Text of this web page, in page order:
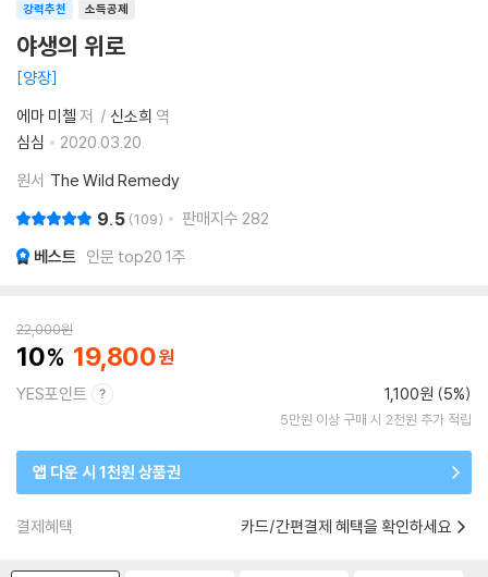
소득공제
강력추천
야생의 위로
양장
에마 미첼 저 신소희 역
심심
2020.03.20.
원서 The Wild Remedy
9.5 109 판매지수 282
베스트 인문 top20 1주
22,000원
10 19,800
YES포인트 1,100원 (5%)
5만원 이상 구매 시 2천원 추가 적립
앱 다운 시 1천원 상품권
결제혜택 카드/간편결제 혜택을 확인하세요